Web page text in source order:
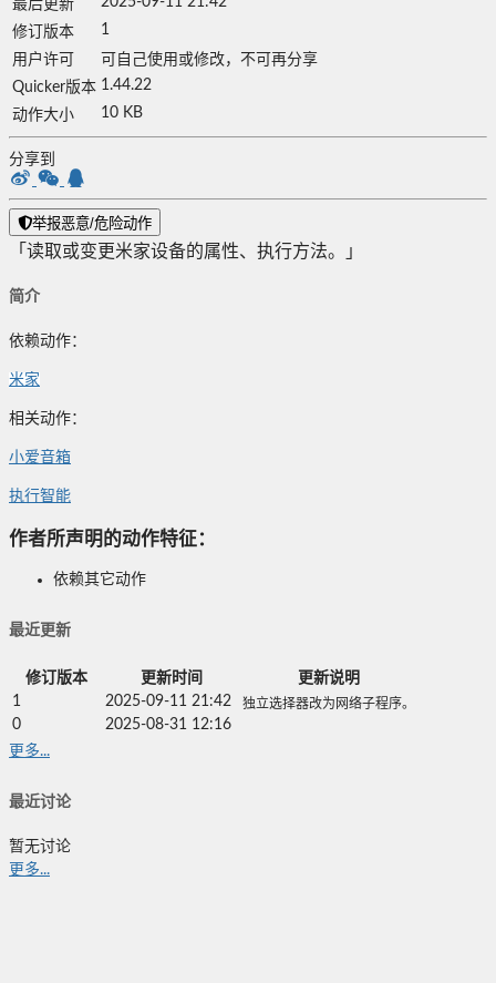
最后更新
修订版本
1
用户许可
可自己使用或修改，不可再分享
Quicker版本 1.44.22
动作大小
10 KB
分享到
举报恶意/危险动作
「读取或变更米家设备的属性、执行方法。」
简介
依赖动作：
米家
相关动作：
小爱音箱
执行智能
作者所声明的动作特征：
依赖其它动作
最近更新
修订版本 更新时间
更新说明
1
2025-09-11 21:42 独立选择器改为网络子程序。
0
2025-08-31 12:16
更多...
最近讨论
暂无讨论
更多...